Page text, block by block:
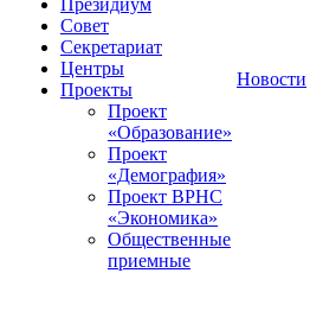
Президиум
Совет
Секретариат
Центры
Проекты
Проект
«Образование»
Проект
«Демография»
Проект ВРНС
«Экономика»
Общественные
приемные
Новости